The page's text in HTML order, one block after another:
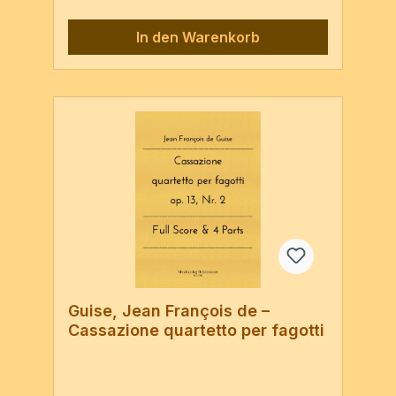
Jahren die Fächer Musiktheorie,
Komposition, Klavier und Orgel sowie die
Fächer Dirigieren und Gesang anfügten. Von
1991 bis 1996 studierte er unter anderem in
beispielsweise Jean Langlais, Sergiu
Beeinflussung in der Komposition erfuhr de
Guise durch den US-amerikanischen
Komponisten Elliott Carter.Viele Jahre
arbeitete er als Solotrompeter und Dirigent
mit namhaften Orchestern zusammen, ehe
er sich fast ausschließlich der Komposition
und dem Unterrichten widmete.Das
kompositorische Schaffen de Guise‘ umfasst
etwa 450 Werke, darunter befinden sich 4
Opern und 32 Orchesterkonzerte. Klarinette,
Oboe, FagottPartitur & Stimmen / 20 Seiten
In den Warenkorb
Guise, Jean François de –
Cassazione quartetto per fagotti